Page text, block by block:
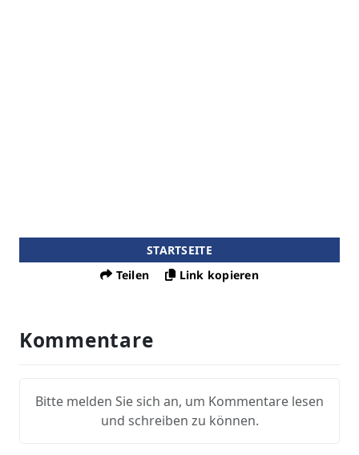
STARTSEITE
Teilen
Link kopieren
Kommentare
Bitte melden Sie sich an, um Kommentare lesen
und schreiben zu können.